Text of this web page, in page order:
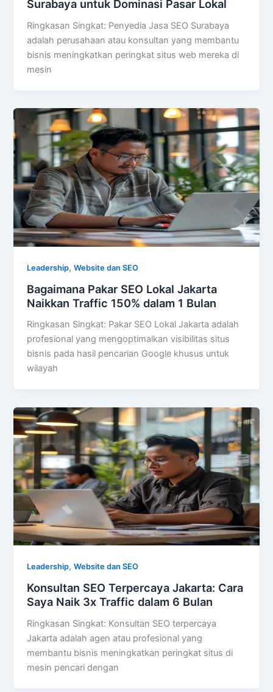
Surabaya untuk Dominasi Pasar Lokal
Ringkasan Singkat: Penyedia Jasa SEO Surabaya
adalah perusahaan atau konsultan yang membantu
bisnis meningkatkan peringkat situs web mereka di
mesin
Leadership,Website dan SEO
Bagaimana Pakar SEO Lokal Jakarta
Naikkan Traffic 150% dalam 1 Bulan
Ringkasan Singkat: Pakar SEO Lokal Jakarta adalah
profesional yang mengoptimalkan visibilitas situs
bisnis pada hasil pencarian Google khusus untuk
wilayah
Leadership,Website dan SEO
Konsultan SEO Terpercaya Jakarta: Cara
Saya Naik 3x Traffic dalam 6 Bulan
Ringkasan Singkat: Konsultan SEO terpercaya
Jakarta adalah agen atau profesional yang
membantu bisnis meningkatkan peringkat situs di
mesin pencari dengan